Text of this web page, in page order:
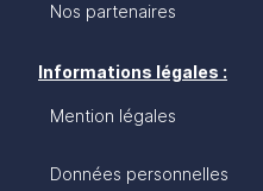
Nos partenaires
Informations légales :
Mention légales
Données personnelles